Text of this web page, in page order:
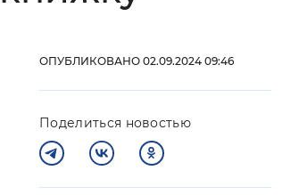
ОПУБЛИКОВАНО 02.09.2024 09:46
Поделиться новостью